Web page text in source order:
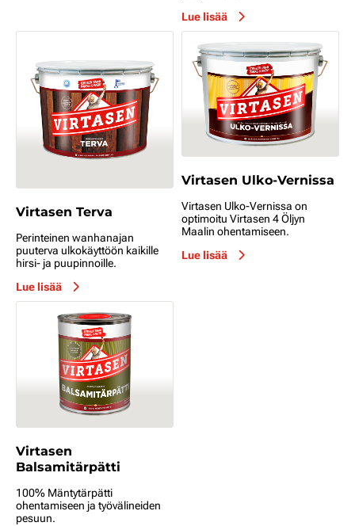
Lue lisää
Virtasen Terva
Perinteinen wanhanajan
puuterva ulkokäyttöön kaikille
hirsi- ja puupinnoille.
Lue lisää
Virtasen Ulko-Vernissa
Virtasen Ulko-Vernissa on
optimoitu Virtasen 4 Öljyn
Maalin ohentamiseen.
Lue lisää
Virtasen
Balsamitärpätti
100% Mäntytärpätti
ohentamiseen ja työvälineiden
pesuun.